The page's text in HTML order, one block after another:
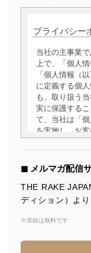
プライバシー
当社の主事業
上で、「個人
「個人情報（
に定義する個
も、取り扱う
実に保護する
て、当社は「
を実施し、お
個人情報の取得
当社は、個人
用目的を明確
達成に必要な
得・利用・提
供・開示は行
◼︎ メルマガ配信
THE RAKE
ディション）よ
※登録は無料です